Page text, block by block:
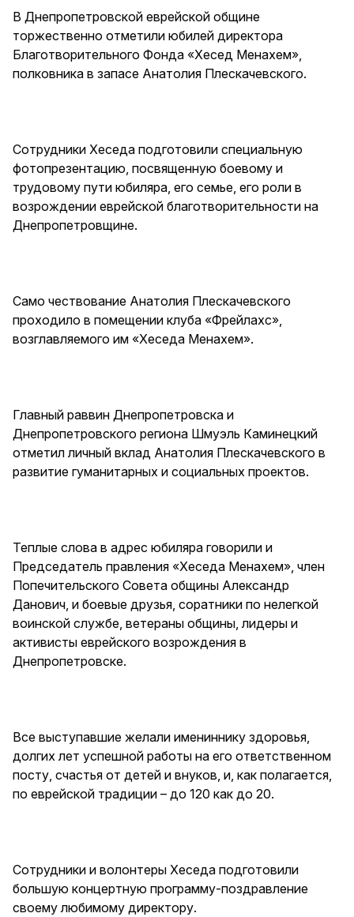
В Днепропетровской еврейской общине
торжественно отметили юбилей директора
Благотворительного Фонда «Хесед Менахем»,
полковника в запасе Анатолия Плескачевского.
Сотрудники Хеседа подготовили специальную
фотопрезентацию, посвященную боевому и
трудовому пути юбиляра, его семье, его роли в
возрождении еврейской благотворительности на
Днепропетровщине.
Само чествование Анатолия Плескачевского
проходило в помещении клуба «Фрейлахс»,
возглавляемого им «Хеседа Менахем».
Главный раввин Днепропетровска и
Днепропетровского региона Шмуэль Каминецкий
отметил личный вклад Анатолия Плескачевского в
развитие гуманитарных и социальных проектов.
Теплые слова в адрес юбиляра говорили и
Председатель правления «Хеседа Менахем», член
Попечительского Совета общины Александр
Данович, и боевые друзья, соратники по нелегкой
воинской службе, ветераны общины, лидеры и
активисты еврейского возрождения в
Днепропетровске.
Все выступавшие желали имениннику здоровья,
долгих лет успешной работы на его ответственном
посту, счастья от детей и внуков, и, как полагается,
по еврейской традиции – до 120 как до 20.
Сотрудники и волонтеры Хеседа подготовили
большую концертную программу-поздравление
своему любимому директору.